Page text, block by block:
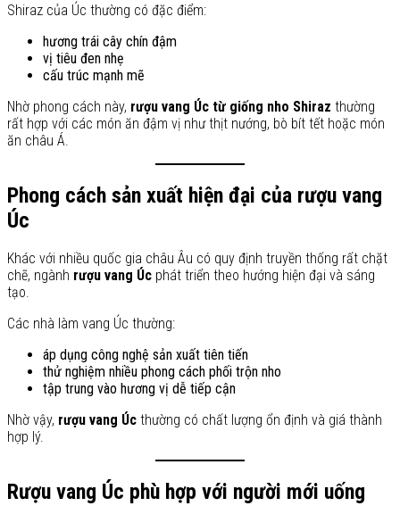
Shiraz của Úc thường có đặc điểm:
hương trái cây chín đậm
vị tiêu đen nhẹ
cấu trúc mạnh mẽ
Nhờ phong cách này, rượu vang Úc từ giống nho Shiraz thường
rất hợp với các món ăn đậm vị như thịt nướng, bò bít tết hoặc món
ăn châu Á.
Phong cách sản xuất hiện đại của rượu vang
Úc
Khác với nhiều quốc gia châu Âu có quy định truyền thống rất chặt
chẽ, ngành rượu vang Úc phát triển theo hướng hiện đại và sáng
tạo.
Các nhà làm vang Úc thường:
áp dụng công nghệ sản xuất tiên tiến
thử nghiệm nhiều phong cách phối trộn nho
tập trung vào hương vị dễ tiếp cận
Nhờ vậy, rượu vang Úc thường có chất lượng ổn định và giá thành
hợp lý.
Rượu vang Úc phù hợp với người mới uống